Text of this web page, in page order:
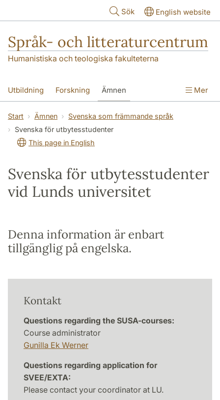
Sök English website
Språk- och litteraturcentrum
Humanistiska och teologiska fakulteterna
Utbildning Forskning Ämnen
SOL-husen Kontakt Institutionen
översättning till svenska
Mer
Start Ämnen
Svenska som främmande språk
Svenska för utbytesstudenter
This page in English
Svenska för utbytesstudenter
vid Lunds universitet
Denna information är enbart
tillgänglig på engelska.
Kontakt
Questions regarding the SUSA-courses:
Course administrator
Gunilla Ek Werner
Questions regarding application for
SVEE/EXTA:
Please contact your coordinator at LU.